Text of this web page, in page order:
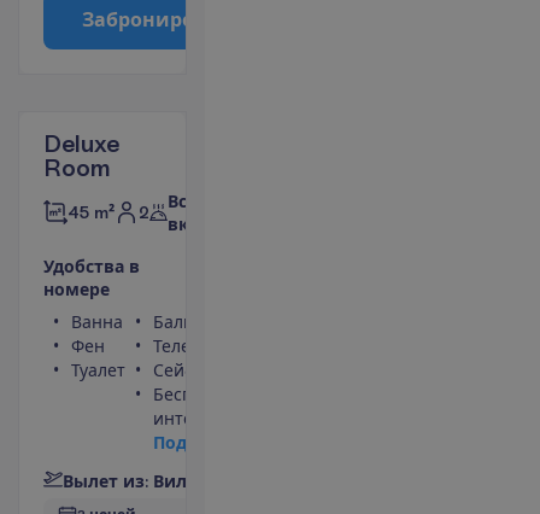
Заброниро
Deluxe
Room
45 m² 2
Все
включено
Удобства в
номере
Ванна
Фен
Туалет
Балкон
Телефон
Сейф
Беспроводной
интернет
Под
Вылет из: Вил